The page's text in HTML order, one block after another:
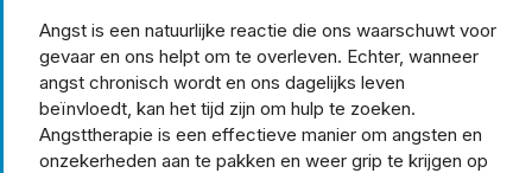
Angst is een natuurlijke reactie die ons waarschuwt voor
gevaar en ons helpt om te overleven. Echter, wanneer
angst chronisch wordt en ons dagelijks leven
beïnvloedt, kan het tijd zijn om hulp te zoeken.
Angsttherapie is een effectieve manier om angsten en
onzekerheden aan te pakken en weer grip te krijgen op